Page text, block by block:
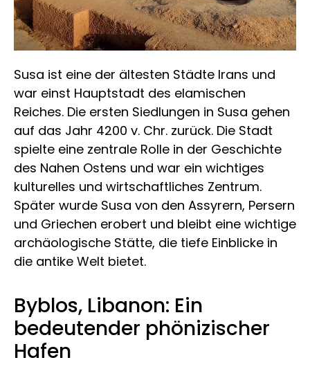
Susa ist eine der ältesten Städte Irans und
war einst Hauptstadt des elamischen
Reiches. Die ersten Siedlungen in Susa gehen
auf das Jahr 4200 v. Chr. zurück. Die Stadt
spielte eine zentrale Rolle in der Geschichte
des Nahen Ostens und war ein wichtiges
kulturelles und wirtschaftliches Zentrum.
Später wurde Susa von den Assyrern, Persern
und Griechen erobert und bleibt eine wichtige
archäologische Stätte, die tiefe Einblicke in
die antike Welt bietet.
Byblos, Libanon: Ein
bedeutender phönizischer
Hafen